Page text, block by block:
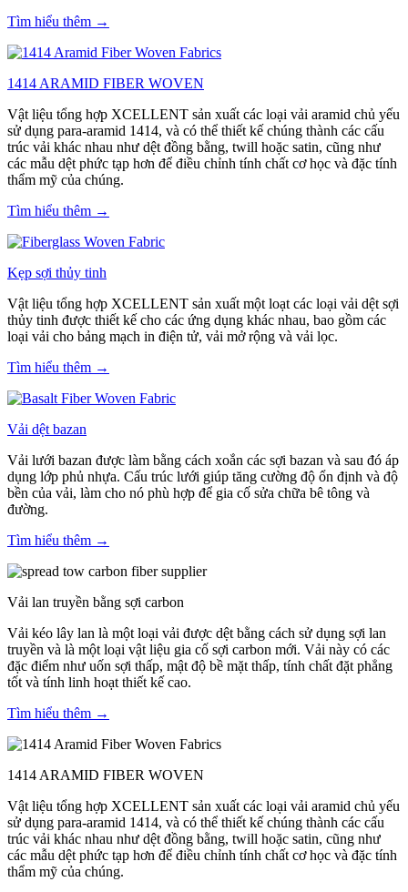
Tìm hiểu thêm →
1414 ARAMID FIBER WOVEN
Vật liệu tổng hợp XCELLENT sản xuất các loại vải aramid chủ yếu
sử dụng para-aramid 1414, và có thể thiết kế chúng thành các cấu
trúc vải khác nhau như dệt đồng bằng, twill hoặc satin, cũng như
các mẫu dệt phức tạp hơn để điều chỉnh tính chất cơ học và đặc tính
thẩm mỹ của chúng.
Tìm hiểu thêm →
Kẹp sợi thủy tinh
Vật liệu tổng hợp XCELLENT sản xuất một loạt các loại vải dệt sợi
thủy tinh được thiết kế cho các ứng dụng khác nhau, bao gồm các
loại vải cho bảng mạch in điện tử, vải mở rộng và vải lọc.
Tìm hiểu thêm →
Vải dệt bazan
Vải lưới bazan được làm bằng cách xoắn các sợi bazan và sau đó áp
dụng lớp phủ nhựa. Cấu trúc lưới giúp tăng cường độ ổn định và độ
bền của vải, làm cho nó phù hợp để gia cố sửa chữa bê tông và
đường.
Tìm hiểu thêm →
Vải lan truyền bằng sợi carbon
Vải kéo lây lan là một loại vải được dệt bằng cách sử dụng sợi lan
truyền và là một loại vật liệu gia cố sợi carbon mới. Vải này có các
đặc điểm như uốn sợi thấp, mật độ bề mặt thấp, tính chất đặt phẳng
tốt và tính linh hoạt thiết kế cao.
Tìm hiểu thêm →
1414 ARAMID FIBER WOVEN
Vật liệu tổng hợp XCELLENT sản xuất các loại vải aramid chủ yếu
sử dụng para-aramid 1414, và có thể thiết kế chúng thành các cấu
trúc vải khác nhau như dệt đồng bằng, twill hoặc satin, cũng như
các mẫu dệt phức tạp hơn để điều chỉnh tính chất cơ học và đặc tính
thẩm mỹ của chúng.